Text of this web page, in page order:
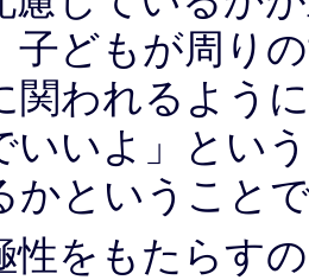
子どもが周り
関われるよう
いいよ」とい
かということ
性をもたらす